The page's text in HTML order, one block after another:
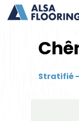
Stratifié